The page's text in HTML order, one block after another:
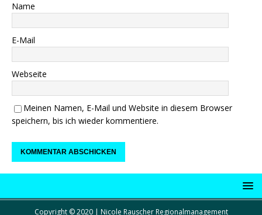
Name
E-Mail
Webseite
Meinen Namen, E-Mail und Website in diesem Browser
speichern, bis ich wieder kommentiere.
Copyright © 2020 | Nicole Rauscher Regionalmanagement